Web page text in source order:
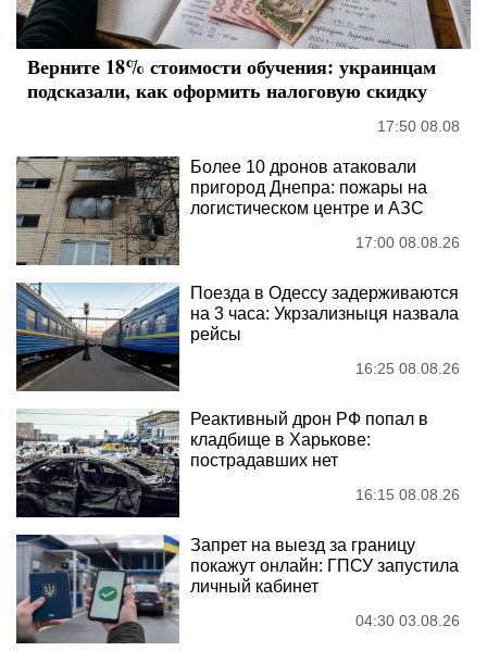
Верните 18% стоимости обучения: украинцам
подсказали, как оформить налоговую скидку
17:50 08.08
Более 10 дронов атаковали
пригород Днепра: пожары на
логистическом центре и АЗС
17:00 08.08.26
Поезда в Одессу задерживаются
на 3 часа: Укрзализныця назвала
рейсы
16:25 08.08.26
Реактивный дрон РФ попал в
кладбище в Харькове:
пострадавших нет
16:15 08.08.26
Запрет на выезд за границу
покажут онлайн: ГПСУ запустила
личный кабинет
04:30 03.08.26